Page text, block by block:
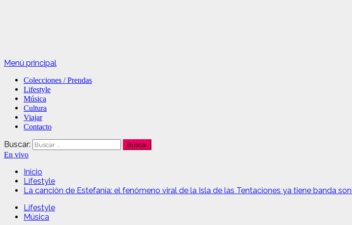
Menú principal
Colecciones / Prendas
Lifestyle
Música
Cultura
Viajar
Contacto
Buscar:
En vivo
Inicio
Lifestyle
La canción de Estefanía: el fenómeno viral de la Isla de las Tentaciones ya tiene banda
Lifestyle
Música